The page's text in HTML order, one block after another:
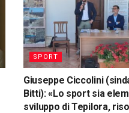
SPORT
Giuseppe Ciccolini
Bitti): «Lo sport sia
sviluppo di Tepilora,